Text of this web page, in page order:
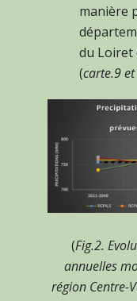
manière
du Loiret
(carte.9
(Fig.2.
annuelles
région Centre-